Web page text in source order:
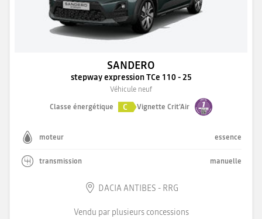
SANDERO
stepway expression TCe 110 - 25
Véhicule neuf
Classe énergétique
C Vignette Crit'Air
moteur essence
transmission manuelle
DACIA ANTIBES - RRG
Vendu par plusieurs concessions